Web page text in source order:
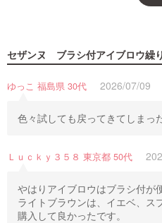
セザンヌ ブラシ付アイブロウ繰
ゆっこ 福島県 30代 2026/07/09
色々試しても戻ってきてしまっ
Ｌｕｃｋｙ３５８ 東京都 50代
やはりアイブロウはブラシ付が
ライトブラウンは、イエベ、ス
購入して良かったです。